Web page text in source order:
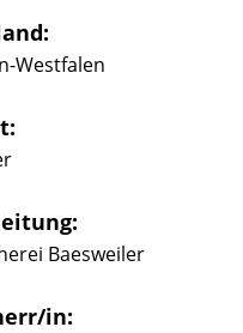
Westfalen
Baesweiler
in: